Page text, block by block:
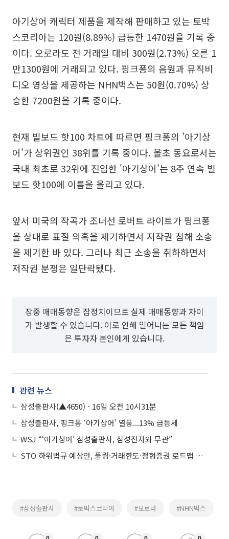
아기상어 캐릭터 제품을 제작해 판매하고 있는 토박
스코리아는 120원(8.89%) 급등한 1470원을 기록 중
이다. 오로라도 전 거래일 대비 300원(2.73%) 오른 1
만1300원에 거래되고 있다. 핑크퐁의 음원과 뮤직비
디오 영상을 제공하는 NHN벅스는 50원(0.70%) 상
승한 7200원을 기록 중이다.
현재 빌보드 핫100 차트에 따르면 핑크퐁의 '아기상
어'가 상위권인 38위를 기록 중이다. 올초 동요로서는
국내 최초로 32위에 진입한 '아기상어'는 8주 연속 빌
보드 핫100에 이름을 올리고 있다.
앞서 미국의 작곡가 조너선 로버트 라이트가 핑크퐁
을 상대로 표절 의혹을 제기하면서 저작권 침해 소송
을 제기한 바 있다. 그러나 최근 소송을 취하하면서
저작권 분쟁은 일단락됐다.
장중 매매동향은 잠정치이므로 실제 매매동향과 차이
가 발생할 수 있습니다. 이로 인해 일어나는 모든 책임
은 투자자 본인에게 있습니다.
관련 뉴스
삼성출판사(▲4650) - 16일 오전 10시31분
삼성출판사, 핑크퐁 ‘아기상어’ 열풍...13% 급등세
WSJ “‘아기상어’ 삼성출판사, 삼성전자와 무관”
STO 하위법규 예상안, 풀링·거래한도·정형증권 로드맵 제시
#삼성출판사 #토박스코리아 #오로라 #NHN벅스